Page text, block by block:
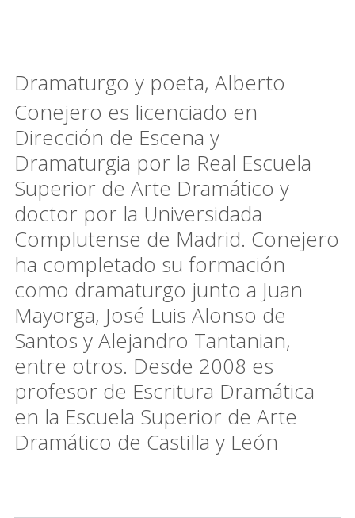
Dramaturgo y poeta, Alberto
Conejero es licenciado en
Dirección de Escena y
Dramaturgia por la Real Escuela
Superior de Arte Dramático y
doctor por la Universidada
Complutense de Madrid. Conejero
ha completado su formación
como dramaturgo junto a Juan
Mayorga, José Luis Alonso de
Santos y Alejandro Tantanian,
entre otros. Desde 2008 es
profesor de Escritura Dramática
en la Escuela Superior de Arte
Dramático de Castilla y León